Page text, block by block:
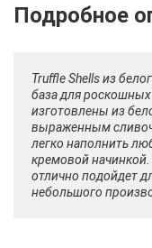
Описание
Truffle Shells из
база для
изготовлены из
выраженным
легко наполнить
кремовой начинкой.
отлично подойдет
небольшого